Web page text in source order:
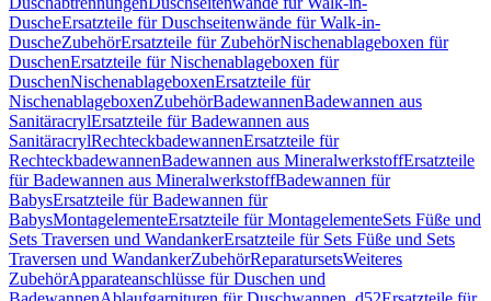
DuscheErsatzteile für Duschseitenwände für Walk-in-
DuscheZubehörErsatzteile für ZubehörNischenablageboxen für
DuschenErsatzteile für Nischenablageboxen für
DuschenNischenablageboxenErsatzteile für
NischenablageboxenZubehörBadewannenBadewannen aus
SanitäracrylErsatzteile für Badewannen aus
SanitäracrylRechteckbadewannenErsatzteile für
RechteckbadewannenBadewannen aus MineralwerkstoffErsatzteile
für Badewannen aus MineralwerkstoffBadewannen für
BabysErsatzteile für Badewannen für
BabysMontagelementeErsatzteile für MontagelementeSets Füße und
Sets Traversen und WandankerErsatzteile für Sets Füße und Sets
Traversen und WandankerZubehörReparatursetsWeiteres
ZubehörApparateanschlüsse für Duschen und